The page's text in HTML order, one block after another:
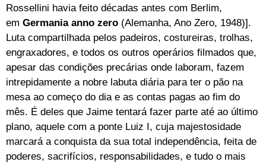
Rossellini havia feito décadas antes com Berlim,
em Germania anno zero (Alemanha, Ano Zero, 1948)].
Luta compartilhada pelos padeiros, costureiras, trolhas,
engraxadores, e todos os outros operários filmados que,
apesar das condições precárias onde laboram, fazem
intrepidamente a nobre labuta diária para ter o pão na
mesa ao começo do dia e as contas pagas ao fim do
mês. É deles que Jaime tentará fazer parte até ao último
plano, aquele com a ponte Luiz I, cuja majestosidade
marcará a conquista da sua total independência, feita de
poderes, sacrifícios, responsabilidades, e tudo o mais